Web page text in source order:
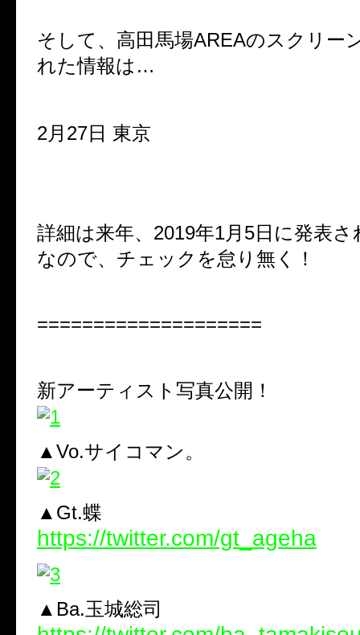
そして、高田馬場AREAのスクリー
れた情報は…
2月27日 東京
詳細は来年、2019年1月5日に発表
なので、チェックを怠り無く！
====================
新アーティスト写真公開！
▲Vo.サイコマン。
▲Gt.蝶
https://twitter.com/gt_ageha
▲Ba.玉城総司